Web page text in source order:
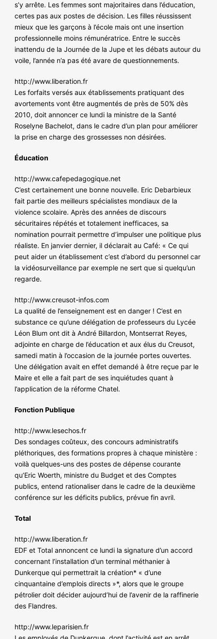
s’y arrête. Les femmes sont majoritaires dans l’éducation,
certes pas aux postes de décision. Les filles réussissent
mieux que les garçons à l’école mais ont une insertion
professionnelle moins rémunératrice. Entre le succès
inattendu de la Journée de la Jupe et les débats autour du
voile, l’année n’a pas été avare de questionnements.
http://www.liberation.fr
Les forfaits versés aux établissements pratiquant des
avortements vont être augmentés de près de 50% dès
2010, doit annoncer ce lundi la ministre de la Santé
Roselyne Bachelot, dans le cadre d’un plan pour améliorer
la prise en charge des grossesses non désirées.
Éducation
http://www.cafepedagogique.net
C’est certainement une bonne nouvelle. Eric Debarbieux
fait partie des meilleurs spécialistes mondiaux de la
violence scolaire. Après des années de discours
sécuritaires répétés et totalement inefficaces, sa
nomination pourrait permettre d’impulser une politique plus
réaliste. En janvier dernier, il déclarait au Café: « Ce qui
peut aider un établissement c’est d’abord du personnel car
la vidéosurveillance par exemple ne sert que si quelqu’un
regarde.
http://www.creusot-infos.com
La qualité de l’enseignement est en danger ! C’est en
substance ce qu’une délégation de professeurs du Lycée
Léon Blum ont dit à André Billardon, Montserrat Reyes,
adjointe en charge de l’éducation et aux élus du Creusot,
samedi matin à l’occasion de la journée portes ouvertes.
Une délégation avait en effet demandé à être reçue par le
Maire et elle a fait part de ses inquiétudes quant à
l’application de la réforme Chatel.
Fonction Publique
http://www.lesechos.fr
Des sondages coûteux, des concours administratifs
pléthoriques, des formations propres à chaque ministère :
voilà quelques-uns des postes de dépense courante
qu’Eric Woerth, ministre du Budget et des Comptes
publics, entend rationaliser dans le cadre de la deuxième
conférence sur les déficits publics, prévue fin avril.
Total
http://www.liberation.fr
EDF et Total annoncent ce lundi la signature d’un accord
concernant l’installation d’un terminal méthanier à
Dunkerque qui permettrait la création* « d’une
cinquantaine d’emplois directs »*, alors que le groupe
pétrolier doit décider aujourd’hui de l’avenir de la raffinerie
des Flandres.
http://www.leparisien.fr